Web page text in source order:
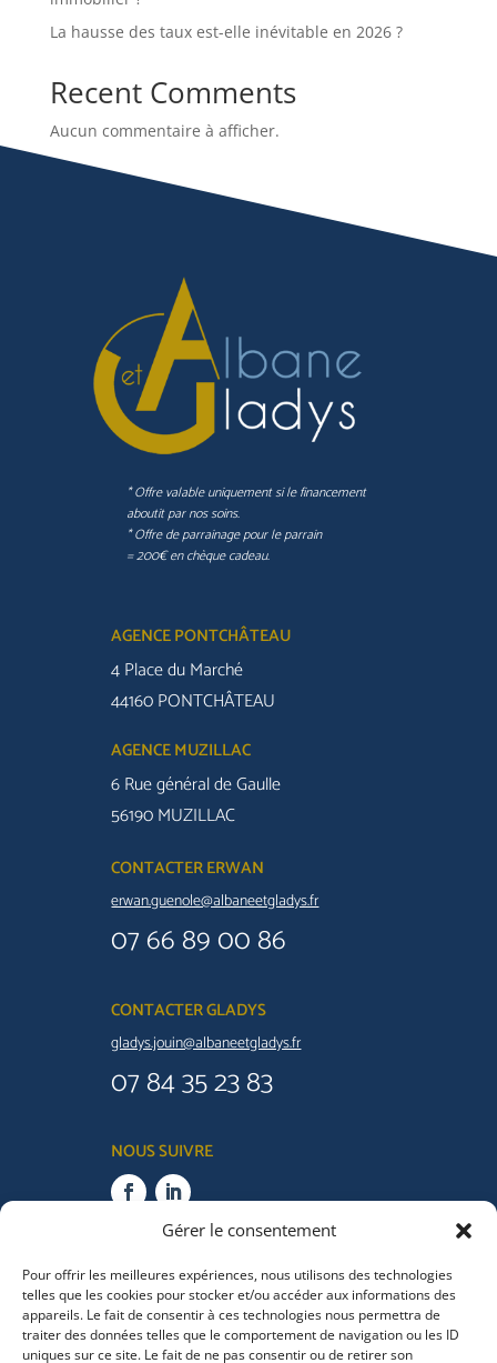
Gérer le consentement
Pour offrir les meilleures expériences, nous utilisons des technologies
telles que les cookies pour stocker et/ou accéder aux informations des
appareils. Le fait de consentir à ces technologies nous permettra de
traiter des données telles que le comportement de navigation ou les ID
uniques sur ce site. Le fait de ne pas consentir ou de retirer son
La hausse des taux est-elle inévitable en 2026 ?
Recent Comments
Aucun commentaire à afficher.
* Offre valable uniquement si le financement
aboutit par nos soins.
* Offre de parrainage pour le parrain
= 200€ en chèque cadeau.
AGENCE PONTCHÂTEAU
4 Place du Marché
44160 PONTCHÂTEAU
AGENCE MUZILLAC
6 Rue général de Gaulle
56190 MUZILLAC
CONTACTER ERWAN
erwan.guenole@albaneetgladys.fr
07 66 89 00 86
CONTACTER GLADYS
gladys.jouin@albaneetgladys.fr
07 84 35 23 83
NOUS SUIVRE
vos capacités de remboursement avant de vous
engager.Aucun versement, de quelque nature que ce soit,
ne peut être exigé d’un particulier, avant l’obtention d’un ou
plusieurs prêts d’argent.